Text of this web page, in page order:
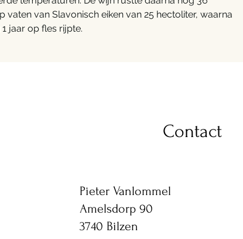
vaten van Slavonisch eiken van 25 hectoliter, waarna
jaar op fles rijpte.
Contact
Pieter Vanlommel
Amelsdorp 90
3740 Bilzen